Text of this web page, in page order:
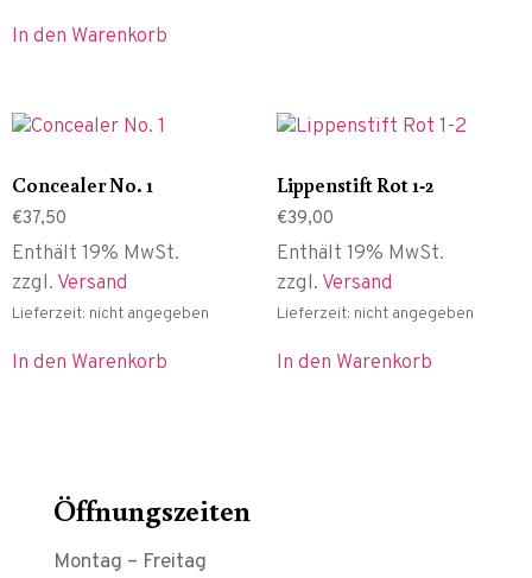
In den Warenkorb
Concealer No. 1
€37,50
Enthält 19% MwSt.
zzgl. Versand
Lieferzeit: nicht angegeben
In den Warenkorb
Lippenstift Rot 1-2
€39,00
Enthält 19% MwSt.
zzgl. Versand
Lieferzeit: nicht angegeben
In den Warenkorb
Öffnungszeiten
Montag – Freitag